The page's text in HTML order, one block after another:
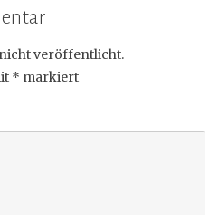
veröffentlicht.
* markiert